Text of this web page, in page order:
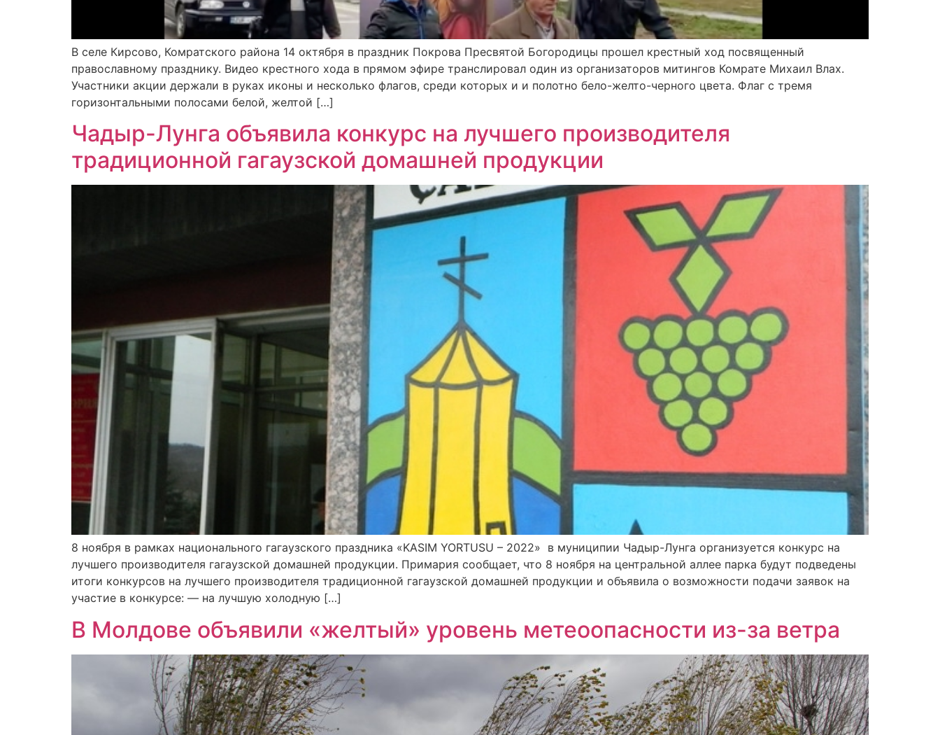
В селе Кирсово, Комратского района 14 октября в праздник Покрова Пресвятой Богородицы прошел крестный ход посвященный
православному празднику. Видео крестного хода в прямом эфире транслировал один из организаторов митингов Комрате Михаил Влах.
Участники акции держали в руках иконы и несколько флагов, среди которых и и полотно бело-желто-черного цвета. Флаг с тремя
горизонтальными полосами белой, желтой […]
Чадыр-Лунга объявила конкурс на лучшего производителя
традиционной гагаузской домашней продукции
8 ноября в рамках национального гагаузского праздника «KASIM YORTUSU – 2022» в муниципии Чадыр-Лунга организуется конкурс на
лучшего производителя гагаузской домашней продукции. Примария сообщает, что 8 ноября на центральной аллее парка будут подведены
итоги конкурсов на лучшего производителя традиционной гагаузской домашней продукции и объявила о возможности подачи заявок на
участие в конкурсе: — на лучшую холодную […]
В Молдове объявили «желтый» уровень метеоопасности из-за ветра